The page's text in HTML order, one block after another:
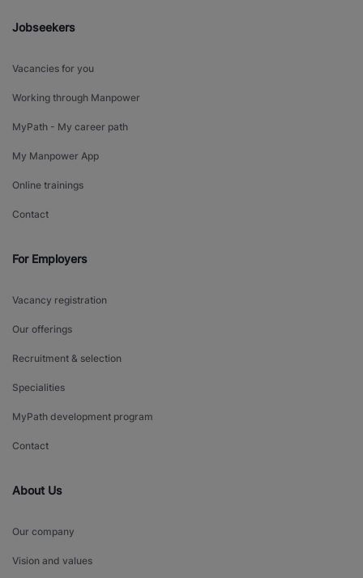
Jobseekers
Vacancies for you
Working through Manpower
MyPath - My career path
My Manpower App
Online trainings
Contact
For Employers
Vacancy registration
Our offerings
Recruitment & selection
Specialities
MyPath development program
Contact
About Us
Our company
Vision and values